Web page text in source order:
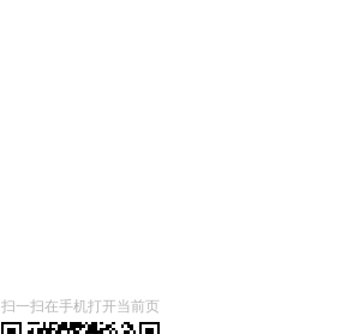
扫一扫在手机打开当前页